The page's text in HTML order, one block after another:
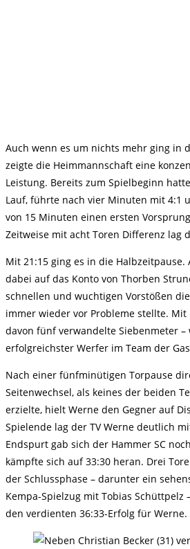
Auch wenn es um nichts mehr ging in
zeigte die Heimmannschaft eine
Leistung. Bereits zum Spielbeginn
Lauf, führte nach vier Minuten mit 4:1
von 15 Minuten einen ersten
Zeitweise mit acht Toren Differenz lag
Mit 21:15 ging es in die
dabei auf das Konto von Thorben
schnellen und wuchtigen Vorstößen
immer wieder vor Probleme stellte. Mit
davon fünf verwandelte Siebenmeter –
erfolgreichster Werfer im Team der
Nach einer fünfminütigen Torpause
Seitenwechsel, als keines der beiden
erzielte, hielt Werne den Gegner auf
Spielende lag der TV Werne deutlich
Endspurt gab sich der Hammer SC
kämpfte sich auf 33:30 heran. Drei
der Schlussphase – darunter ein
Kempa-Spielzug mit Tobias Schüttpelz
den verdienten 36:33-Erfolg für Werne.